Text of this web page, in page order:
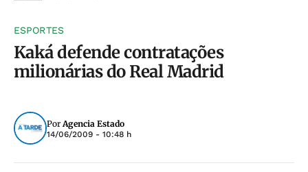
ESPORTES
Kaká defende contratações
milionárias do Real Madrid
PorAgencia Estado
14/06/2009 - 10:48 h